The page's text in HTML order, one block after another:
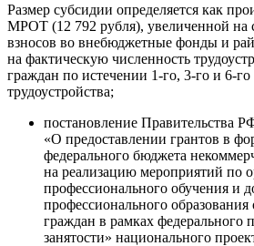
Размер субсидии определяется как
МРОТ (12 792 рубля), увеличенной на
взносов во внебюджетные фонды и
на фактическую численность
граждан по истечении 1-го, 3-го и 6-
трудоустройства;
постановление Правительства
«О предоставлении грантов в
федерального бюджета
на реализацию мероприятий по
профессионального обучения и
профессионального
граждан в рамках федерального
занятости» национального